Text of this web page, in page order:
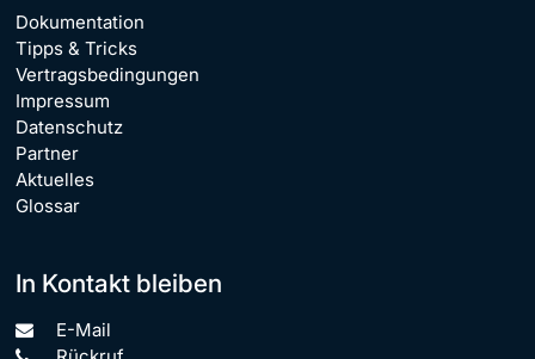
Dokumentation
Tipps & Tricks
Vertragsbedingungen
Impressum
Datenschutz
Partner
Aktuelles
Glossar
In Kontakt bleiben
E-Mail